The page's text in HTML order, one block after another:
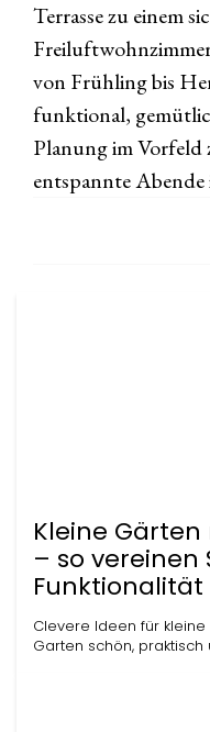
Terrasse zu einem
von Frühling bis
funktional,
Planung im Vorfeld
entspannte
Kleine
– so vereinen
Funktionalität
Clevere Ideen für
Garten schön, praktisch